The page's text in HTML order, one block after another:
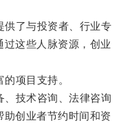
了与投资者、行业专
这些人脉资源，创业
项目支持。
技术咨询、法律咨询
创业者节约时间和资